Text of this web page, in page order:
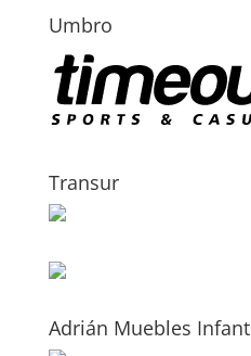
Umbro
Transur
Adrián Muebles